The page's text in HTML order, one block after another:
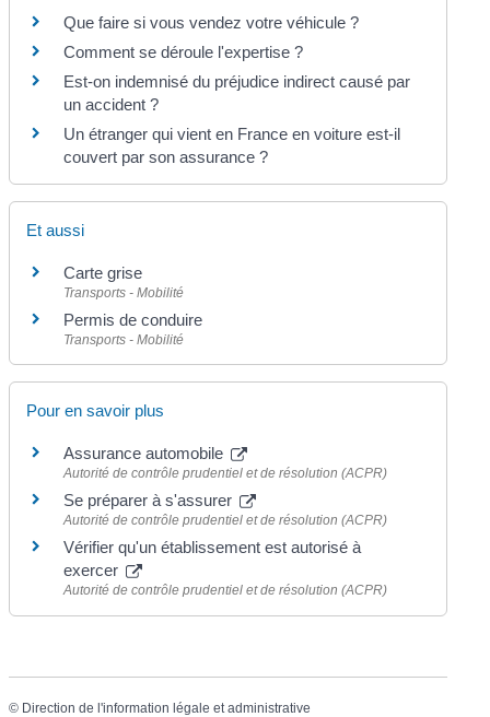
Que faire si vous vendez votre véhicule ?
Comment se déroule l'expertise ?
Est-on indemnisé du préjudice indirect causé par
un accident ?
Un étranger qui vient en France en voiture est-il
couvert par son assurance ?
Et aussi
Carte grise
Transports - Mobilité
Permis de conduire
Transports - Mobilité
Pour en savoir plus
Assurance automobile
Autorité de contrôle prudentiel et de résolution (ACPR)
Se préparer à s'assurer
Autorité de contrôle prudentiel et de résolution (ACPR)
Vérifier qu'un établissement est autorisé à
exercer
Autorité de contrôle prudentiel et de résolution (ACPR)
© Direction de l'information légale et administrative